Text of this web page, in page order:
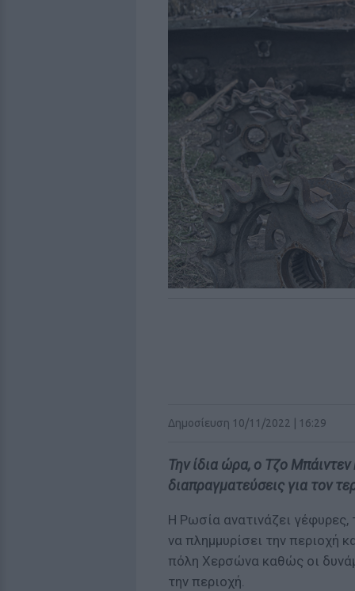
Δημοσίευση 10/11/2022 | 16:29
Την ίδια ώρα, ο Τζο
διαπραγματεύσεις για τον
Η Ρωσία ανατινάζει
να πλημμυρίσει την περιοχή
πόλη Χερσώνα καθώς οι
την περιοχή.